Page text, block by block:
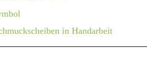
in Handarbeit